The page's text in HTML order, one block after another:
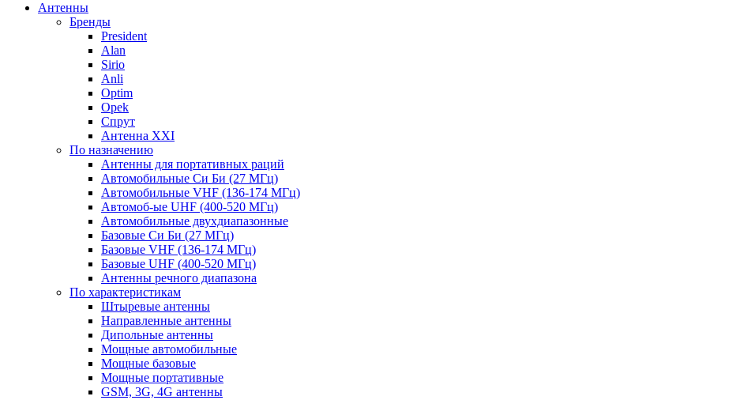
Антенны
Бренды
President
Alan
Sirio
Anli
Optim
Opek
Спрут
Антенна XXI
По назначению
Антенны для портативных раций
Автомобильные Си Би (27 МГц)
Автомобильные VHF (136-174 МГц)
Автомоб-ые UHF (400-520 МГц)
Автомобильные двухдиапазонные
Базовые Си Би (27 МГц)
Базовые VHF (136-174 МГц)
Базовые UHF (400-520 МГц)
Антенны речного диапазона
По характеристикам
Штыревые антенны
Направленные антенны
Дипольные антенны
Мощные автомобильные
Мощные базовые
Мощные портативные
GSM, 3G, 4G антенны